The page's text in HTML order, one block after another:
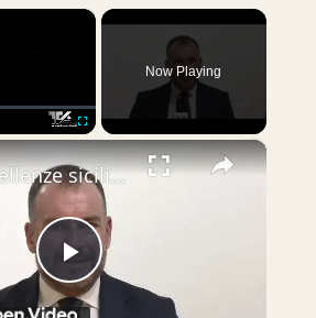
×
Now Playing
×
Play
Le eccellenze siciliane al Macfrut 2025